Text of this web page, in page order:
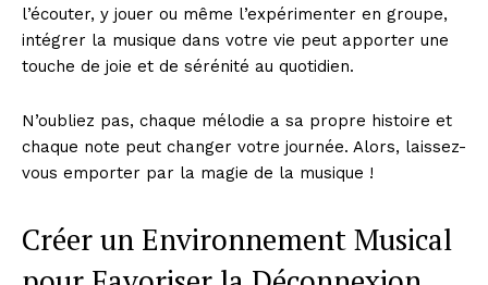
l’écouter, y jouer ou même l’expérimenter en groupe,
intégrer la musique dans votre vie peut apporter une
touche de joie et de sérénité au quotidien.
N’oubliez pas, chaque mélodie a sa propre histoire et
chaque note peut changer votre journée. Alors, laissez-
vous emporter par la magie de la musique !
Créer un Environnement Musical